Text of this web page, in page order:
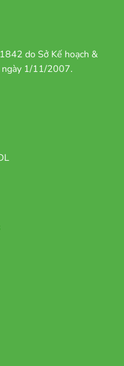
do Sở Kế hoạch &
ngày 1/11/2007.